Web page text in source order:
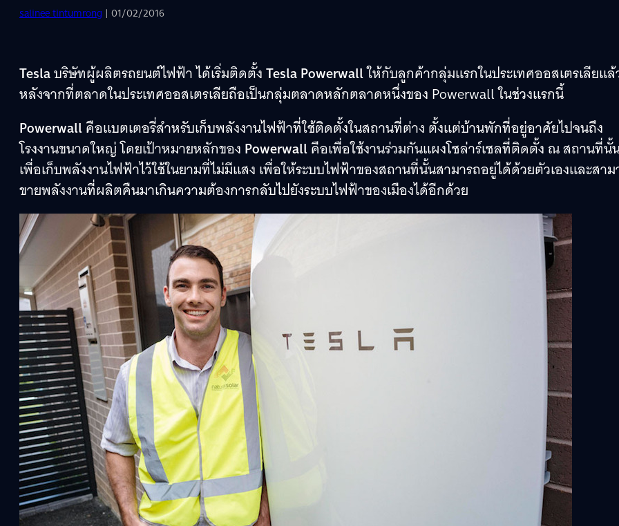
salinee tintumrong | 01/02/2016
Teslaบริษัทผู้ผลิตรถยนต์ไฟฟ้า ได้เริ่มติดตั้งTesla Powerwallให้กับลูกค้ากลุ่มแรกในประเทศออสเตรเลียแล้
หลังจากที่ตลาดในประเทศออสเตรเลียถือเป็นกลุ่มตลาดหลักตลาดหนึ่งของ Powerwallในช่วงแรกนี้
Powerwallคือแบตเตอรี่สำหรับเก็บพลังงานไฟฟ้าที่ใช้ติดตั้งในสถานที่ต่าง ตั้งแต่บ้านพักที่อยู่อาศัยไปจนถึง
โรงงานขนาดใหญ่ โดยเป้าหมายหลักของ Powerwallคือเพื่อใช้งานร่วมกันแผงโซล่าร์เซลที่ติดตั้ง ณ สถานที่นั้
เพื่อเก็บพลังงานไฟฟ้าไว้ใช้ในยามที่ไม่มีแสง เพื่อให้ระบบไฟฟ้าของสถานที่นั้นสามารถอยู่ได้ด้วยตัวเองและสาม
ขายพลังงานที่ผลิตคืนมาเกินความต้องการกลับไปยังระบบไฟฟ้าของเมืองได้อีกด้วย